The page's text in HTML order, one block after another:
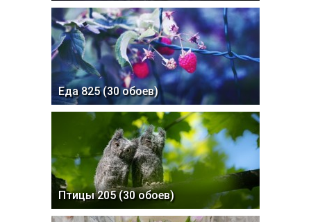
Еда 825 (30 обоев)
Птицы 205 (30 обоев)